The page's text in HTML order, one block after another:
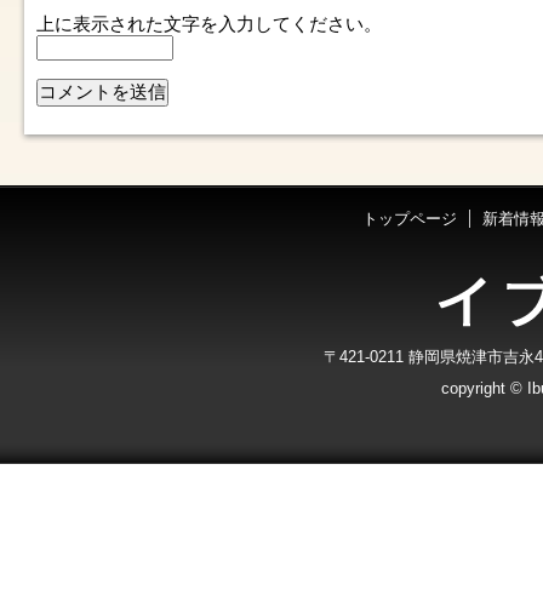
上に表示された文字を入力してください。
トップページ 新着情
〒421-0211 静岡県焼津市吉
copyright ©